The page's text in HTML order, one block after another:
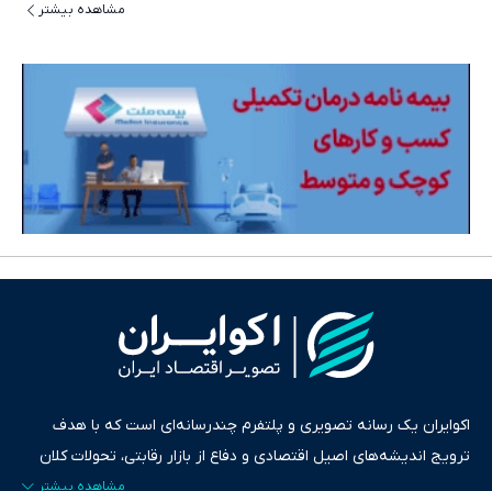
مشاهده بیشتر
اکوایران یک رسانه تصویری و پلتفرم چندرسانه‌ای است که با هدف
ترویج اندیشه‌های اصیل اقتصادی و دفاع از بازار رقابتی، تحولات کلان